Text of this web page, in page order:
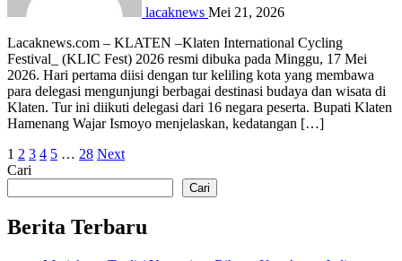
lacaknews Mei 21, 2026
Lacaknews.com – KLATEN –Klaten International Cycling
Festival_ (KLIC Fest) 2026 resmi dibuka pada Minggu, 17 Mei
2026. Hari pertama diisi dengan tur keliling kota yang membawa
para delegasi mengunjungi berbagai destinasi budaya dan wisata di
Klaten. Tur ini diikuti delegasi dari 16 negara peserta. Bupati Klaten
Hamenang Wajar Ismoyo menjelaskan, kedatangan […]
Paginasi
pos
1 2 3 4 5 … 28 Next
Cari
Cari
Berita Terbaru